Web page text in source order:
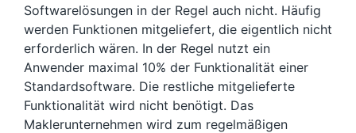
Softwarelösungen in der Regel auch nicht. Häufig
werden Funktionen mitgeliefert, die eigentlich nicht
erforderlich wären. In der Regel nutzt ein
Anwender maximal 10% der Funktionalität einer
Standardsoftware. Die restliche mitgelieferte
Funktionalität wird nicht benötigt. Das
Maklerunternehmen wird zum regelmäßigen